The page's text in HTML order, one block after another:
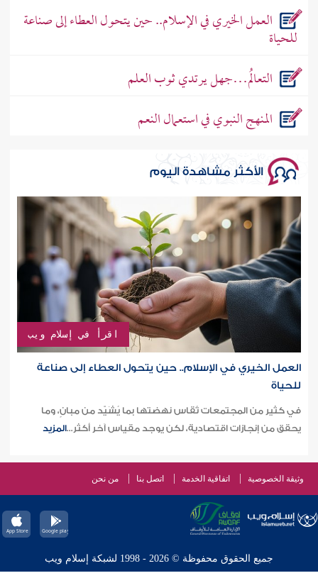
العمل الخيري في الإسلام.. حين يتحول العطاء إلى صناعة
للحياة
التعالُم…جهل يرتدي ثوب العلم
المنهج النبوي في استعمال النعم
الأكثر مشاهدة اليوم
اقرأ في إسلام ويب
العمل الخيري في الإسلام.. حين يتحول العطاء إلى صناعة
للحياة
في كثير من المجتمعات تُقاس نهضتها بما يُشَيّد من مبانٍ، وما
يحقق من إنجازات اقتصادية، لكن يوجد مقياس آخر أكثر...المزيد
وثيقة الخصوصية اتفاقية الخدمة اتصل بنا من نحن
جميع الحقوق محفوظة © 2026 - 1998 لشبكة إسلام ويب